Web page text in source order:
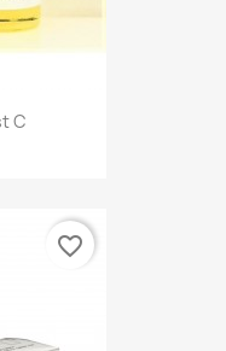
C
favorite_border